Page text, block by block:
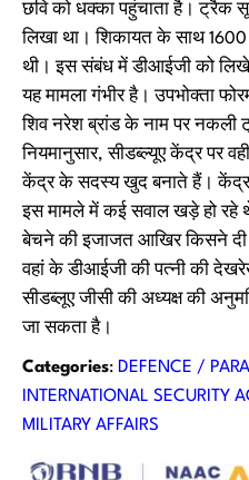
छवि को धक्का पहुंचाता है। ट्रैक
लिखा था। शिकायत के साथ
थी। इस संबंध में डीआईजी को
यह मामला गंभीर है। उपभोक्ता
शिव नरेश ब्रांड के नाम पर नकली
नियमानुसार, सीडब्ल्यूए केंद्र पर
केंद्र के सदस्य खुद बनाते हैं। केंद्र
इस मामले में कई सवाल खड़े हो
बेचने की इजाजत आखिर किसने
वहां के डीआईजी की पत्नी की
सीडब्लूए जीसी की अध्यक्ष की
जा सकता है।
Categories: DEFENCE /
INTERNATIONAL SECURITY
MILITARY AFFAIRS